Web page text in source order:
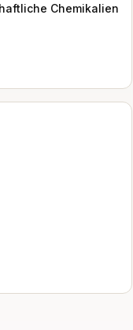
Chemikalien